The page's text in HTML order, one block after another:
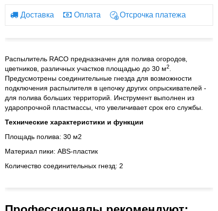
Доставка Оплата Отсрочка платежа
Распылитель RACO предназначен для полива огородов,
цветников, различных участков площадью до 30 м2
Предусмотрены соединительные гнезда для возможности
подключения распылителя в цепочку других опрыскивателей -
для полива больших территорий. Инструмент выполнен из
ударопрочной пластмассы, что увеличивает срок его службы.
Технические характеристики и функции
Площадь полива: 30 м2
Материал пики: ABS-пластик
Количество соединительных гнезд: 2